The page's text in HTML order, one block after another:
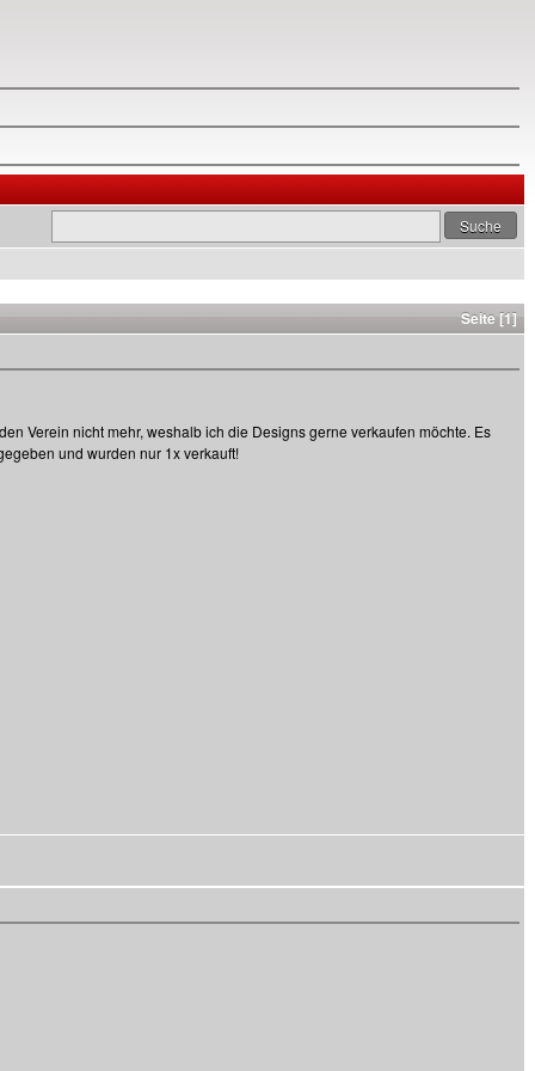
Seite [1]
Verein nicht mehr, weshalb ich die Designs gerne verkaufen möchte. Es
und wurden nur 1x verkauft!